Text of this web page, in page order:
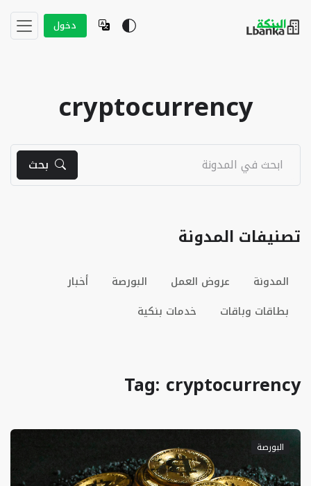
دخول
cryptocurrency
بحث
تصنيفات المدونة
المدونة عروض العمل البورصة
أخبار
بطاقات وباقات
خدمات بنكية
Tag: cryptocurrency
البورصة